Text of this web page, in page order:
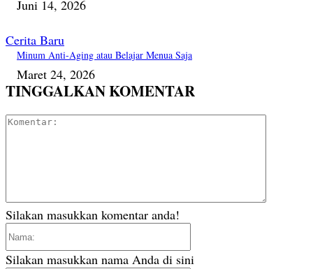
Juni 14, 2026
Cerita Baru
Minum Anti-Aging atau Belajar Menua Saja
Maret 24, 2026
TINGGALKAN KOMENTAR
Silakan masukkan komentar anda!
Silakan masukkan nama Anda di sini